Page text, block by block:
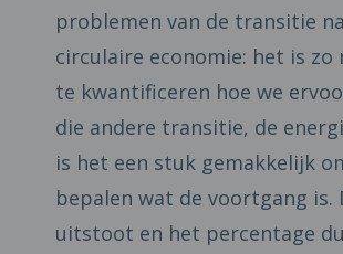
problemen van de transitie
circulaire economie: het is zo
te kwantificeren hoe we
die andere transitie, de
is het een stuk gemakkelijk
bepalen wat de voortgang is.
uitstoot en het percentage